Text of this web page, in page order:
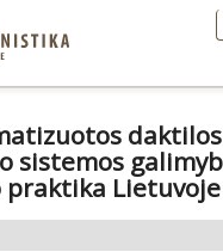
sistemos
praktika Lietuvoje